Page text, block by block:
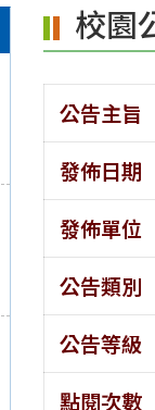
校園
公告主旨
發佈日期
發佈單位
公告類別
公告等級
點閱次數